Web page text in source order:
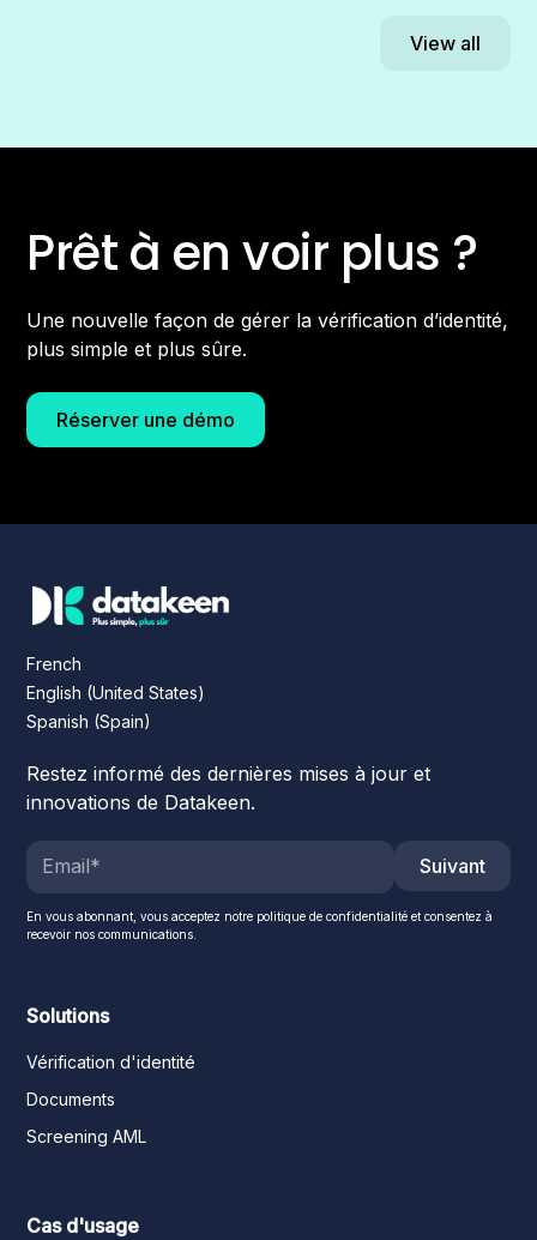
View all
Prêt à en voir plus ?
Une nouvelle façon de gérer la vérification d’identité,
plus simple et plus sûre.
Réserver une démo
French
English (United States)
Spanish (Spain)
Restez informé des dernières mises à jour et
innovations de Datakeen.
Suivant
En vous abonnant, vous acceptez notre politique de confidentialité et consentez à
recevoir nos communications.
Solutions
Vérification d'identité
Documents
Screening AML
Cas d'usage